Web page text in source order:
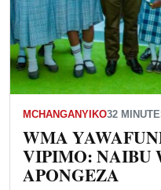
MCHANGANYIKO32
WMA
VIPIMO: NAIBU
APONGEZA